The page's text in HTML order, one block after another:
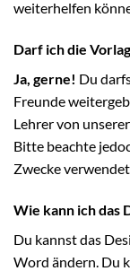
weiterhelfen
Darf ich die
Ja, gerne! Du
Freunde
Lehrer von
Bitte beachte
Zwecke
Wie kann ich das
Du kannst das
Word ändern. Du